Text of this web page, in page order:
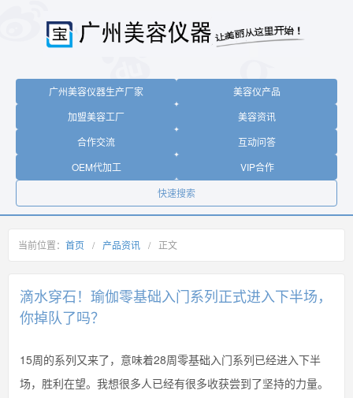
广州美容仪器生产厂家
美容仪产品
加盟美容工厂
美容资讯
合作交流
互动问答
OEM代加工
VIP合作
快速搜索
当前位置： 首页 / 产品资讯 / 正文
滴水穿石！瑜伽零基础入门系列正式进入下半场，
你掉队了吗？
15周的系列又来了，意味着28周零基础入门系列已经进入下半
场，胜利在望。我想很多人已经有很多收获尝到了坚持的力量。